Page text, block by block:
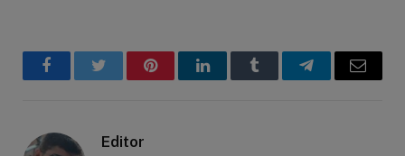
FacebookTwitter PinterestLinkedInTumblr TelegramEmail
Editor